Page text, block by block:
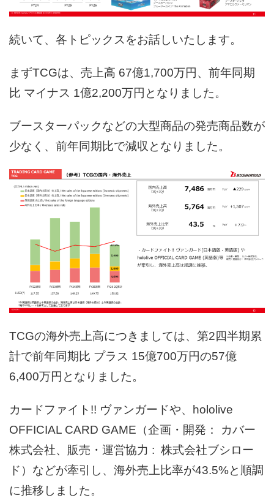
続いて、各トピックスをお話しいたします。
まずTCGは、売上高 67億1,700万円、前年同期
比 マイナス 1億2,200万円となりました。
ブースターパックなどの大型商品の発売商品数が
少なく、前年同期比で減収となりました。
TCGの海外売上高につきましては、第2四半期累
計で前年同期比 プラス 15億700万円の57億
6,400万円となりました。
カードファイト!! ヴァンガードや、hololive
OFFICIAL CARD GAME（企画・開発： カバー
株式会社、販売・運営協力 : 株式会社ブシロー
ド）などが牽引し、海外売上比率が43.5%と順調
に推移しました。